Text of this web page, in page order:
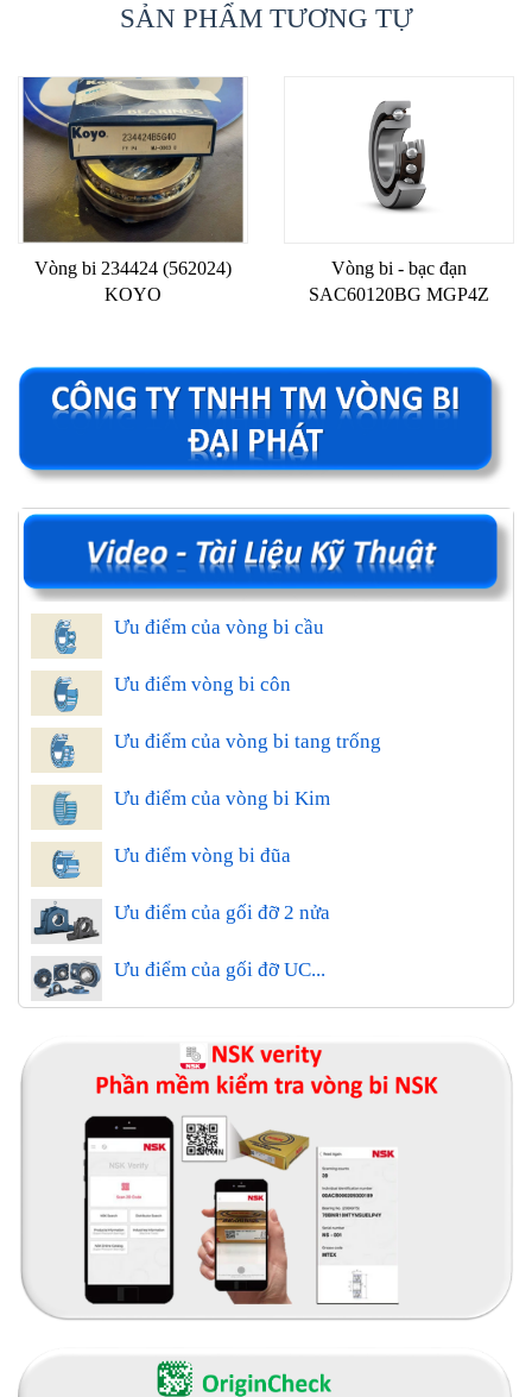
SẢN PHẨM TƯƠNG TỰ
Vòng bi 234424 (562024)
KOYO
Vòng bi - bạc đạn
SAC60120BG MGP4Z
Ưu điểm của vòng bi cầu
Ưu điểm vòng bi côn
Ưu điểm của vòng bi tang trống
Ưu điểm của vòng bi Kim
Ưu điểm vòng bi đũa
Ưu điểm của gối đỡ 2 nửa
Ưu điểm của gối đỡ UC...